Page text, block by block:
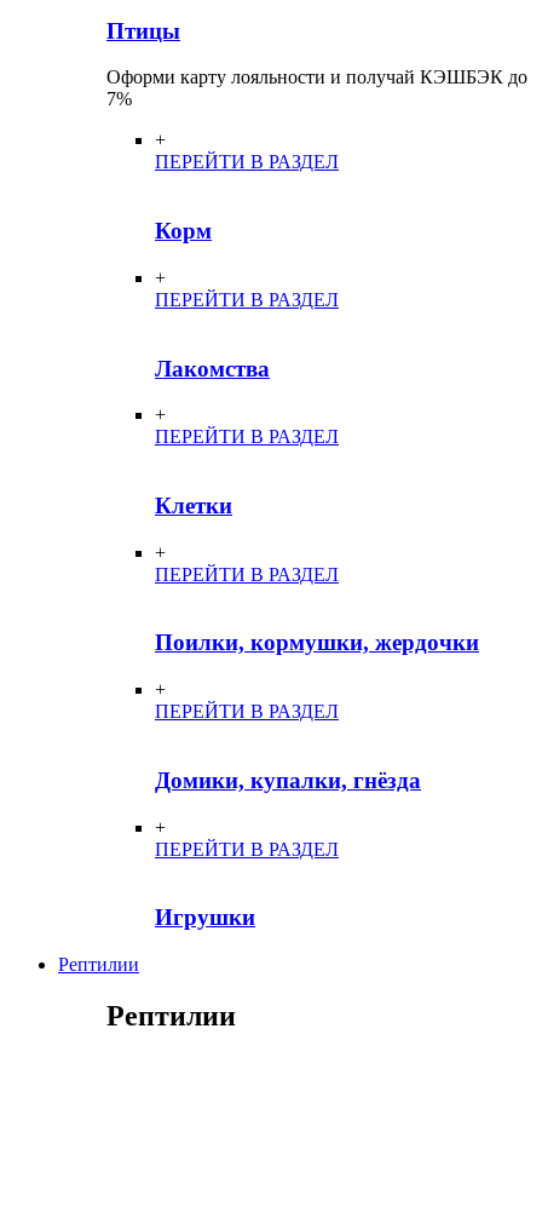
Птицы
Оформи карту лояльности и получай КЭШБЭК до
7%
+
ПЕРЕЙТИ В РАЗДЕЛ
Корм
+
ПЕРЕЙТИ В РАЗДЕЛ
Лакомства
+
ПЕРЕЙТИ В РАЗДЕЛ
Клетки
+
ПЕРЕЙТИ В РАЗДЕЛ
Поилки, кормушки, жердочки
+
ПЕРЕЙТИ В РАЗДЕЛ
Домики, купалки, гнёзда
+
ПЕРЕЙТИ В РАЗДЕЛ
Игрушки
Рептилии
Рептилии